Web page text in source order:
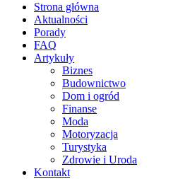
LOGhome
Miejsce pełne kreatywności
Strona główna
Aktualności
Porady
FAQ
Artykuły
Biznes
Budownictwo
Dom i ogród
Finanse
Moda
Motoryzacja
Turystyka
Zdrowie i Uroda
Kontakt